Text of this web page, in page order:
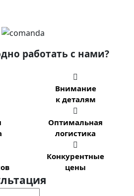
работать с нами?

Внимание
к деталям

Оптимальная
логистика

Конкурентные
цены